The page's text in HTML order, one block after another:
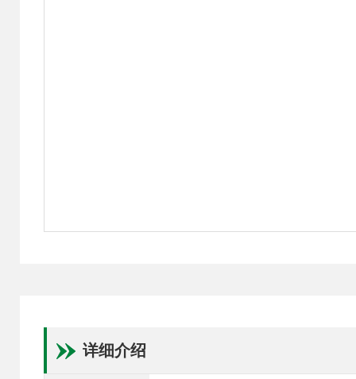
详细介绍